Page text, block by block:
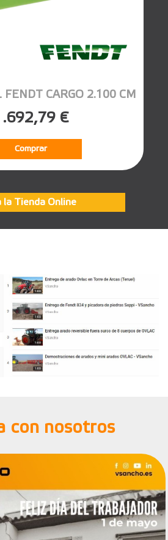
FENDT CARGO 2.100 CM
€
Comprar
la Tienda Online
con nosotros